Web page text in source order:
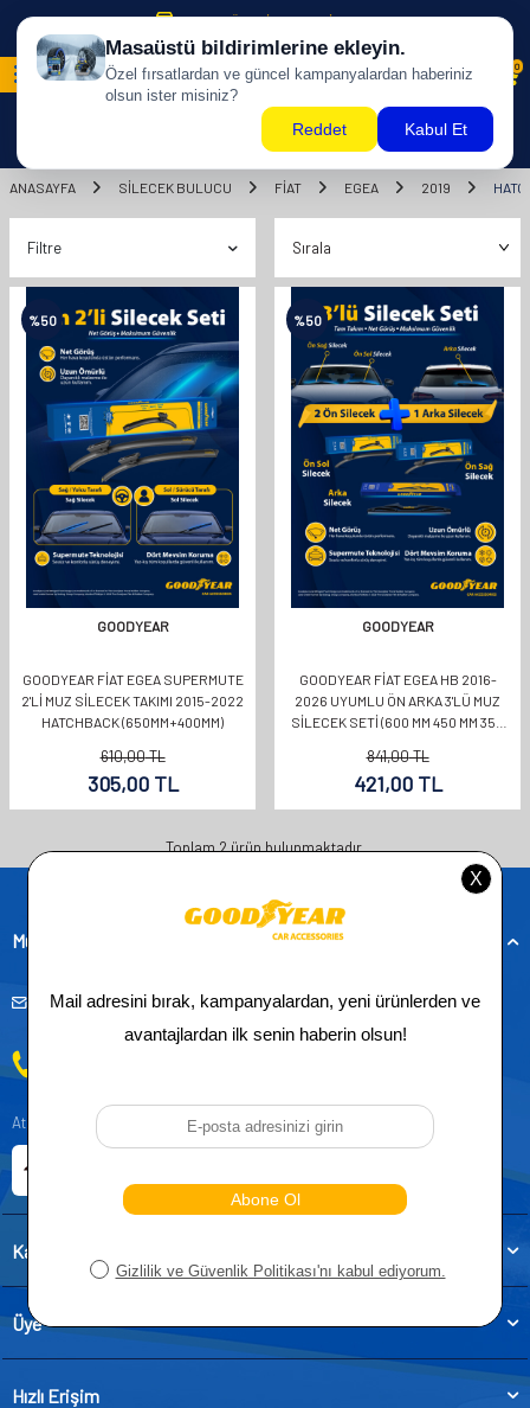
500 TL ÜZERİ KARGO BİZDEN !
0
ANASAYFA SILECEK BULUCU FİAT EGEA 2019
Filtre
%50
GOODYEAR
GOODYEAR FIAT EGEA SUPERMUTE
2'LI MUZ SILECEK TAKIMI 2015-2022
HATCHBACK (650MM+400MM)
610,00TL
305,00TL
%50
GOODYEAR
GOODYEAR FIAT EGEA HB 2016-
2026 UYUMLU ÖN ARKA 3'LÜ MUZ
SILECEK SETI (600 MM 450 MM 350
841,00TL
421,00TL
Toplam2ürün bulunmaktadır.
Müşteri Hizmetleri
musteridestek@goodyearotoaksesuar.com.tr
Atatürk, Kıraç Mevkii, Orhan Veli Cd. D:No:19, 34522 Esenyurt/İstanbul
Kategoriler
Üye
Hızlı Erişim